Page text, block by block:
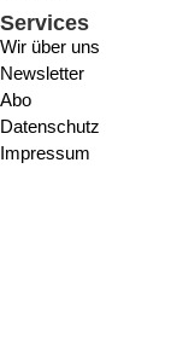
Services
Wir über uns
Newsletter
Abo
Datenschutz
Impressum